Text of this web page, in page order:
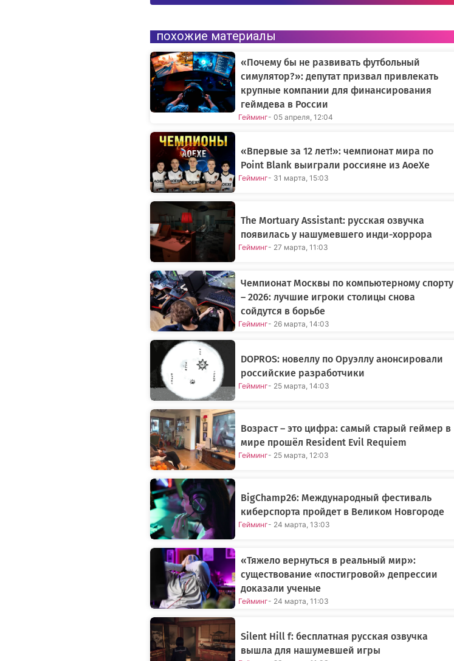
похожие материалы
«Почему бы не развивать футбольный
симулятор?»: депутат призвал привлекать
крупные компании для финансирования
геймдева в России
Гейминг- 05 апреля, 12:04
«Впервые за 12 лет!»: чемпионат мира по
Point Blank выиграли россияне из AoeXe
Гейминг- 31 марта, 15:03
The Mortuary Assistant: русская озвучка
появилась у нашумевшего инди-хоррора
Гейминг- 27 марта, 11:03
Чемпионат Москвы по компьютерному спорту
– 2026: лучшие игроки столицы снова
сойдутся в борьбе
Гейминг- 26 марта, 14:03
DOPROS: новеллу по Оруэллу анонсировали
российские разработчики
Гейминг- 25 марта, 14:03
Возраст – это цифра: самый старый геймер в
мире прошёл Resident Evil Requiem
Гейминг- 25 марта, 12:03
BigChamp26: Международный фестиваль
киберспорта пройдет в Великом Новгороде
Гейминг- 24 марта, 13:03
«Тяжело вернуться в реальный мир»:
существование «постигровой» депрессии
доказали ученые
Гейминг- 24 марта, 11:03
Silent Hill f: бесплатная русская озвучка
вышла для нашумевшей игры